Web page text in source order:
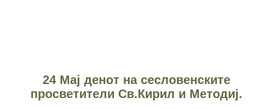
24 Мај денот на сесловенските
просветители Св.Кирил и Методиј.